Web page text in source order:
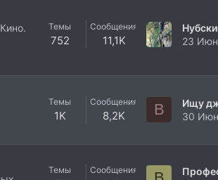
Темы
752
Сообщения
11,1K
23
Темы
1K
Сообщения
8,2K B
30
Темы Сообщения